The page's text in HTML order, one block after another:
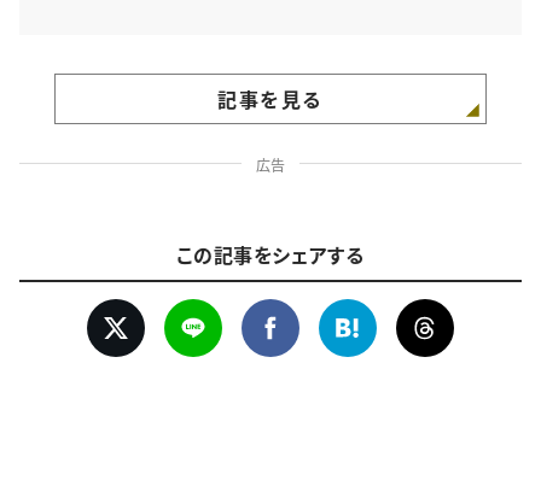
記事を見る
広告
この記事をシェアする